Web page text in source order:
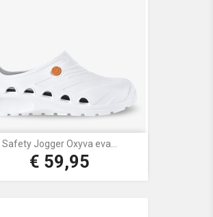
Safety Jogger Oxyva eva...
Prijs
€ 59,95